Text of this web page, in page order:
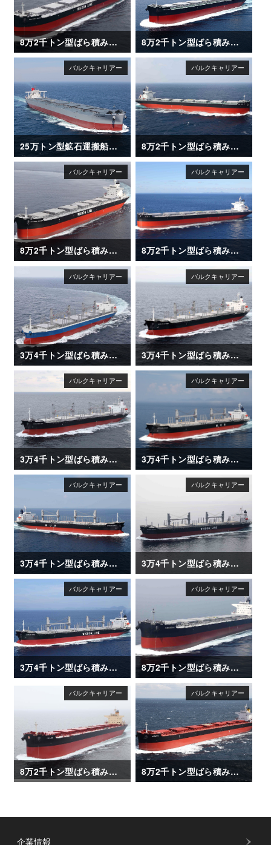
8万2千トン型ばら積み運搬船「SAKIZAYA KALON」 8万2千トン型ばら積み運搬船「XING LE HAI」
25万トン型鉱石運搬船「CAPE HAYATOMO」 8万2千トン型ばら積み運搬船「XING HUAN HAI」
8万2千トン型ばら積み運搬船「SAKIZAYA JUSTICE」 8万2千トン型ばら積み運搬船「OLGA V」
3万4千トン型ばら積み運搬船「ANDREA ENTERPRISE」 3万4千トン型ばら積み運搬船「NARUTO STRAIT」
3万4千トン型ばら積み運搬船「NANAIMO BAY」 3万4千トン型ばら積み運搬船「AFRICAN HERON」
3万4千トン型ばら積み運搬船「AFRICAN EGRET」 3万4千トン型ばら積み運搬船「DAIWAN INFINITY」
3万4千トン型ばら積み運搬船「DAIWAN HERO」 8万2千トン型ばら積み運搬船「AMADEUS」
8万2千トン型ばら積み運搬船「CHLOE」 8万2千トン型ばら積み運搬船「CORATO」
企業情報